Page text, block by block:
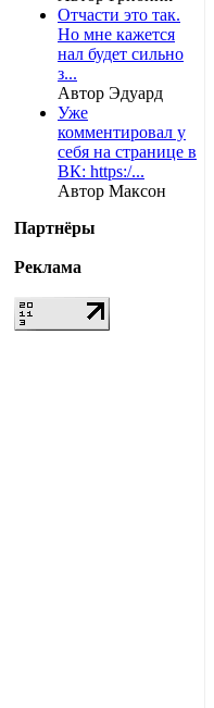
Отчасти это так.
Но мне кажется
нал будет сильно
з...
Автор Эдуард
Уже
комментировал у
себя на странице в
ВК: https:/...
Автор Максон
Партнёры
Реклама